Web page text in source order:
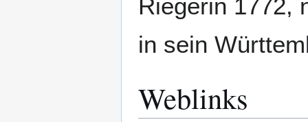
Riegerin 1772,
in sein
Weblinks